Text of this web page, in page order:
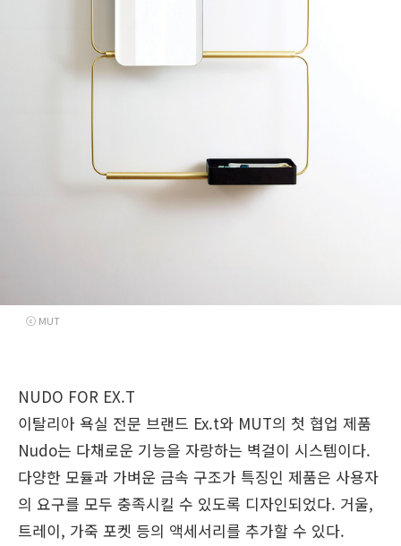
ⓒ MUT
NUDO FOR EX.T
이탈리아 욕실 전문 브랜드 Ex.t와 MUT의 첫 협업 제품
Nudo는 다채로운 기능을 자랑하는 벽걸이 시스템이다.
다양한 모듈과 가벼운 금속 구조가 특징인 제품은 사용자
의 요구를 모두 충족시킬 수 있도록 디자인되었다. 거울,
트레이, 가죽 포켓 등의 액세서리를 추가할 수 있다.